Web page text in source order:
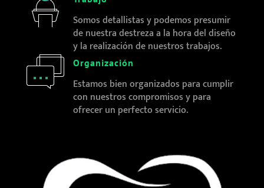
Somos detallistas y podemos presumir
de nuestra destreza a la hora del diseño
y la realización de nuestros trabajos.
Organización
Estamos bien organizados para cumplir
con nuestros compromisos y para
ofrecer un perfecto servicio.